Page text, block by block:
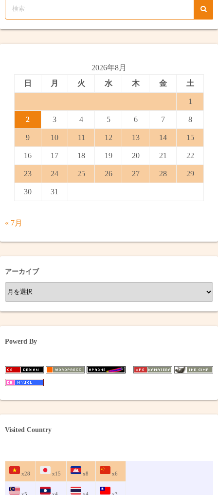
ペ
ー
2026年8月
日
月 火 水 木 金 土
1
2 3 4 5 6 7 8
9 10 11 12 13 14 15
16 17 18 19 20 21 22
23 24 25 26 27 28 29
30 31
« 7月
アーカイブ
ア
ー
カ
イ
ブ
Powerd By
Visited Country
x28 x15 x8 x6